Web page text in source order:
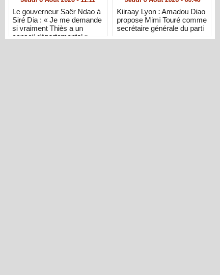
Le gouverneur Saër Ndao à
Siré Dia : « Je me demande
si vraiment Thiès a un
conseil départemental »
Kiiraay Lyon : Amadou Diao
propose Mimi Touré comme
secrétaire générale du parti